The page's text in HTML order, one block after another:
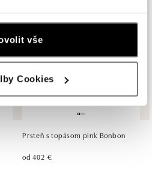
vše
Cookies
Brno
9
Prsteň s topásom pink Bonbon
od 402 €